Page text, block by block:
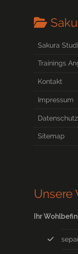
Sakura
Trainings
Kontakt
Impressum
Datenschutz
Sitemap
Unsere
Ihr